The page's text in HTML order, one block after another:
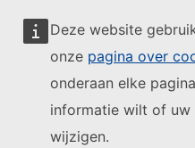
Deze website
onze pagina over
onderaan elke
informatie wilt of uw
wijzigen.
Volg de Europese
Contact(Externe link)
Een IT-kwetsbaarheid